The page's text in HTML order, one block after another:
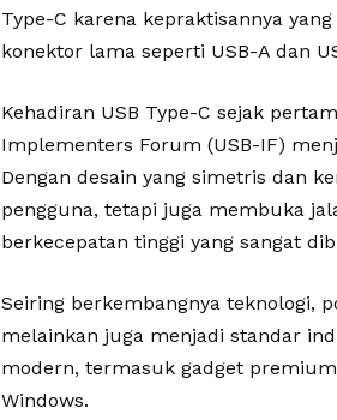
Type-C karena kepraktisannya
konektor lama seperti USB-A dan
Kehadiran USB Type-C sejak
Implementers Forum (USB-IF)
Dengan desain yang simetris dan
pengguna, tetapi juga membuka
berkecepatan tinggi yang sangat
Seiring berkembangnya teknologi,
melainkan juga menjadi standar
modern, termasuk gadget
Windows.